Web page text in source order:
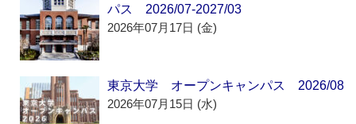
パス 2026/07-2027/03
2026年07月17日 (金)
東京大学 オープンキャンパス 2026/08
2026年07月15日 (水)